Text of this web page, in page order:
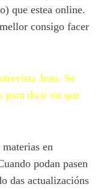
que estea online.
consigo facer
Jean. Se
para dicir ou que
en
podan pasen
das actualizacións